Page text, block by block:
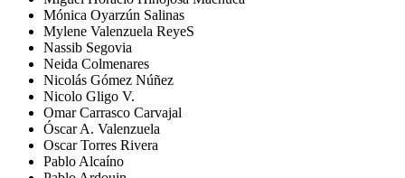
Mónica Oyarzún Salinas
Mylene Valenzuela ReyeS
Nassib Segovia
Neida Colmenares
Nicolás Gómez Núñez
Nicolo Gligo V.
Omar Carrasco Carvajal
Óscar A. Valenzuela
Oscar Torres Rivera
Pablo Alcaíno